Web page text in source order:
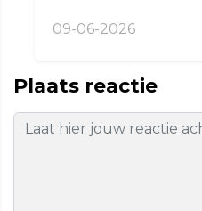
09-06-2026
Plaats reactie